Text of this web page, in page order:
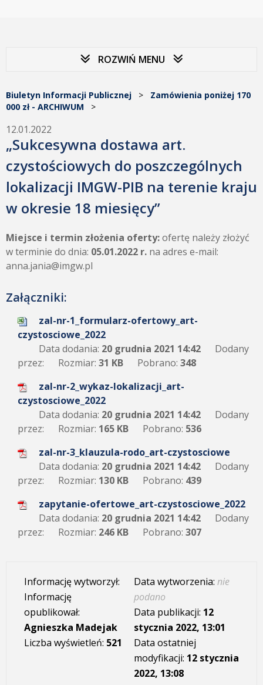
ROZWIŃ MENU
Biuletyn Informacji Publicznej > Zamówienia poniżej 170
000 zł - ARCHIWUM >
12.01.2022
„Sukcesywna dostawa art.
czystościowych do poszczególnych
lokalizacji IMGW-PIB na terenie kraju
w okresie 18 miesięcy”
Miejsce i termin złożenia oferty:ofertę należy złożyć
w terminie do dnia: 05.01.2022 r. na adres e-mail:
anna.jania@imgw.pl
Załączniki:
zal-nr-1_formularz-ofertowy_art-
czystosciowe_2022
Data dodania: 20 grudnia 2021 14:42
Dodany
przez:
Rozmiar: 31 KB Pobrano: 348
zal-nr-2_wykaz-lokalizacji_art-
czystosciowe_2022
Data dodania: 20 grudnia 2021 14:42
Dodany
przez:
Rozmiar: 165 KB Pobrano: 536
zal-nr-3_klauzula-rodo_art-czystosciowe
Data dodania: 20 grudnia 2021 14:42
Dodany
przez:
Rozmiar: 130 KB Pobrano: 439
zapytanie-ofertowe_art-czystosciowe_2022
Data dodania: 20 grudnia 2021 14:42
Dodany
przez:
Rozmiar: 246 KB Pobrano: 307
Informację wytworzył:
Informację
opublikował:
Agnieszka Madejak
Liczba wyświetleń: 521
Data wytworzenia: nie
podano
Data publikacji: 12
stycznia 2022, 13:01
Data ostatniej
modyfikacji: 12 stycznia
2022, 13:08